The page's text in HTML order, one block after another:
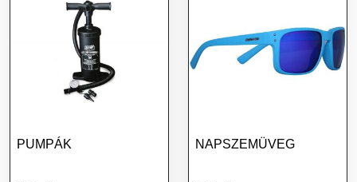
PUMPÁK NAPSZEMÜVEG